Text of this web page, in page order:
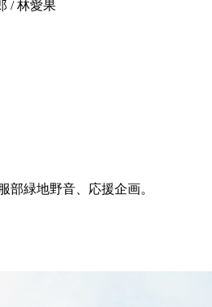
/ 林愛果
部緑地野音、応援企画。